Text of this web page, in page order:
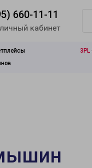
660-11-11
кабинет
3PL